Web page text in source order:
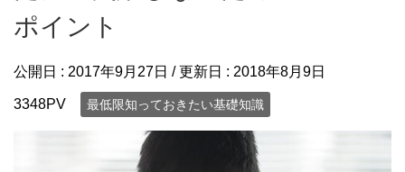
ポイント
公開日 : 2017年9月27日 / 更新日 : 2018年8月9日
3348PV 最低限知っておきたい基礎知識